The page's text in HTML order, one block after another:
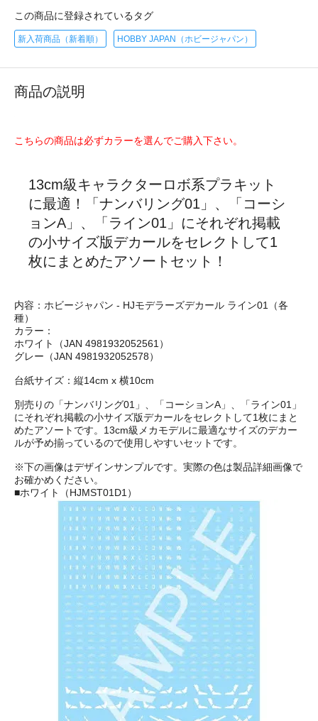
この商品に登録されているタグ
新入荷商品（新着順） HOBBY JAPAN（ホビージャパン）
商品の説明
こちらの商品は必ずカラーを選んでご購入下さい。
13cm級キャラクターロボ系プラキット
に最適！「ナンバリング01」、「コーシ
ョンA」、「ライン01」にそれぞれ掲載
の小サイズ版デカールをセレクトして1
枚にまとめたアソートセット！
内容：ホビージャパン - HJモデラーズデカール ライン01（各
種）
カラー：
ホワイト（JAN 4981932052561）
グレー（JAN 4981932052578）
台紙サイズ：縦14cm x 横10cm
別売りの「ナンバリング01」、「コーションA」、「ライン01」
にそれぞれ掲載の小サイズ版デカールをセレクトして1枚にまと
めたアソートです。13cm級メカモデルに最適なサイズのデカー
ルが予め揃っているので使用しやすいセットです。
※下の画像はデザインサンプルです。実際の色は製品詳細画像で
お確かめください。
■ホワイト（HJMST01D1）